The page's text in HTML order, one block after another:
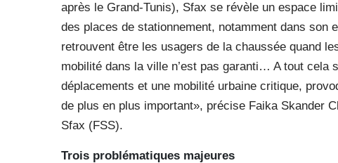
après le Grand-Tunis), Sfax se révèle un espace
des places de stationnement, notamment dans son
retrouvent être les usagers de la chaussée quand
mobilité dans la ville n’est pas garanti… A tout cela
déplacements et une mobilité urbaine critique,
de plus en plus important», précise Faika Skander
Sfax (FSS).
Trois problématiques majeures